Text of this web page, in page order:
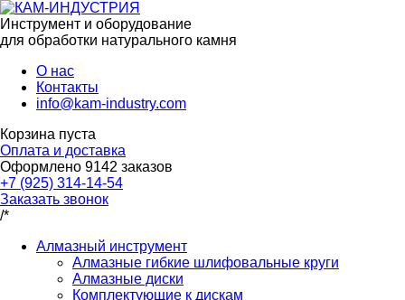
Инструмент и оборудование
для обработки натурального камня
О нас
Контакты
info@kam-industry.com
Корзина пуста
Оплата и доставка
Оформлено 9142 заказов
+7 (925) 314-14-54
Заказать звонок
/*
Алмазный инструмент
Алмазные гибкие шлифовальные круги
Алмазные диски
Комплектующие к дискам